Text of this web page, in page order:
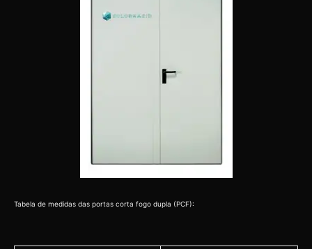
Tabela de medidas das portas corta fogo dupla (PCF):